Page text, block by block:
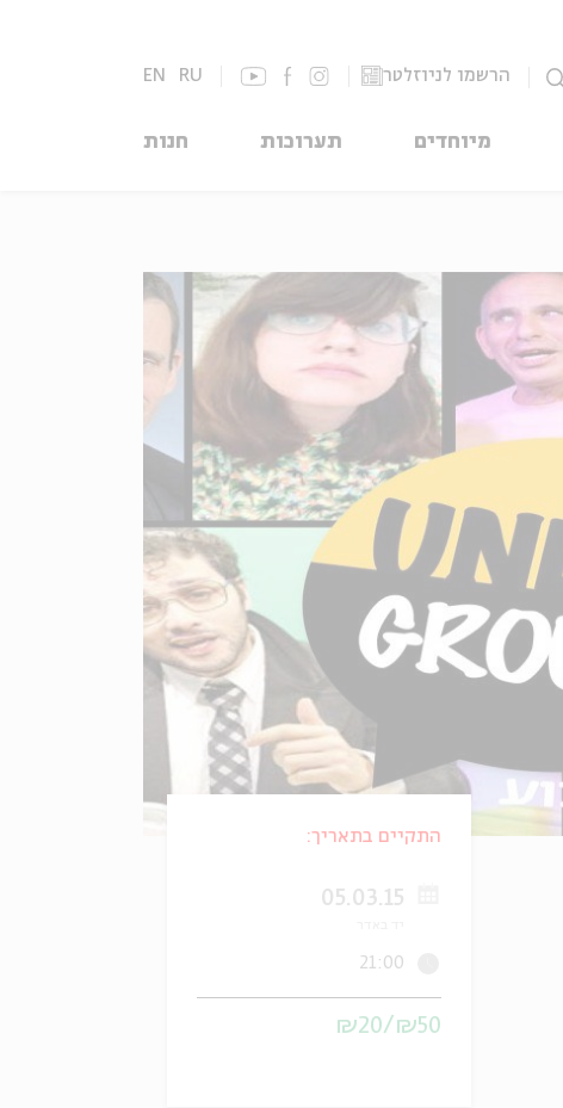
הרשמו לניוזלטר EN RU
מיוחדים תערוכות חנות
התקיים בתאריך:
05.03.15
21:00
₪50/₪20